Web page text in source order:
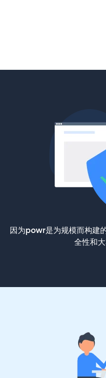
因为powr是为规模而构建
全性和大